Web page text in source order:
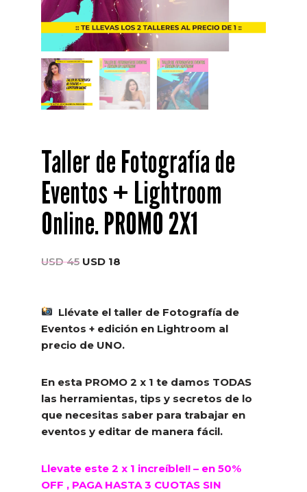
Taller de Fotografía de
Eventos + Lightroom
Online. PROMO 2X1
USD45 USD 18
Llévate el taller de Fotografía de
Eventos + edición en Lightroom al
precio de UNO.
En esta PROMO 2 x 1 te damos TODAS
las herramientas, tips y secretos de lo
que necesitas saber para trabajar en
eventos y editar de manera fácil.
Llevate este 2 x 1 increíble!! – en 50%
OFF , PAGA HASTA 3 CUOTAS SIN